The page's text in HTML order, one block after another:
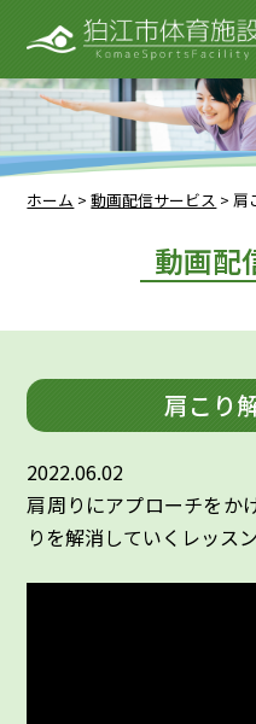
ホーム >動画配信サービス >肩
動画配
肩こり
2022.06.02
肩周りにアプローチをか
りを解消していくレッスン